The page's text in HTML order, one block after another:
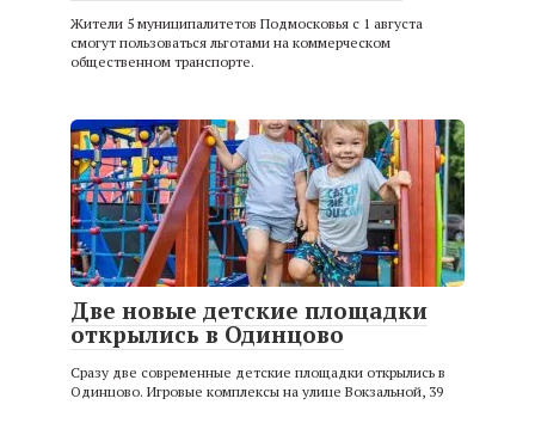
Жители 5 муниципалитетов Подмосковья с 1 августа
смогут пользоваться льготами на коммерческом
общественном транспорте.
Две новые детские площадки
открылись в Одинцово
Сразу две современные детские площадки открылись в
Одинцово. Игровые комплексы на улице Вокзальной, 39